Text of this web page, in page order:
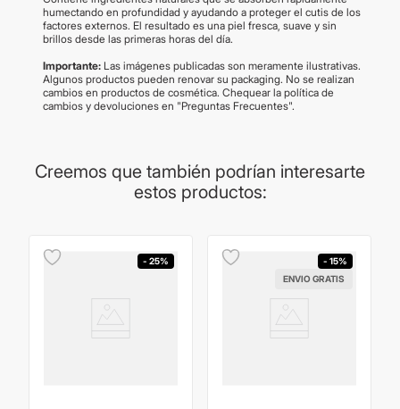
humectando en profundidad y ayudando a proteger el cutis de los
factores externos. El resultado es una piel fresca, suave y sin
brillos desde las primeras horas del día.
Importante:Las imágenes publicadas son meramente ilustrativas.
Algunos productos pueden renovar su packaging. No se realizan
cambios en productos de cosmética. Chequear la política de
cambios y devoluciones en "Preguntas Frecuentes".
Creemos que también podrían interesarte
estos productos:
- 25%
- 15%
ENVIO GRATIS